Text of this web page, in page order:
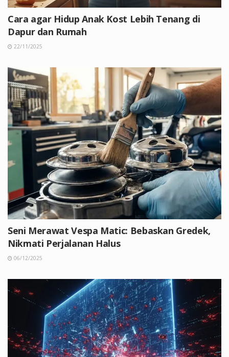
Cara agar Hidup Anak Kost Lebih Tenang di
Dapur dan Rumah
22/11/2025
Seni Merawat Vespa Matic: Bebaskan Gredek,
Nikmati Perjalanan Halus
06/12/2025